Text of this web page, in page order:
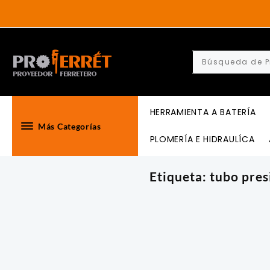
content
Más Categorías
HERRAMIENTA A BATERÍA
PLOMERÍA E HIDRAULÍCA
Etiqueta:tubo